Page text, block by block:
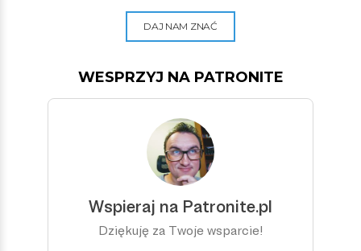
DAJ NAM ZNAĆ
WESPRZYJ NA PATRONITE